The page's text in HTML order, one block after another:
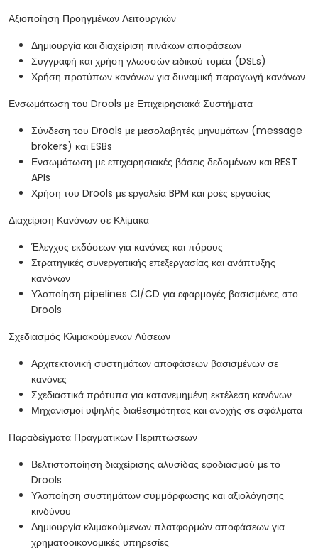
Αξιοποίηση Προηγμένων Λειτουργιών
Δημιουργία και διαχείριση πινάκων αποφάσεων
Συγγραφή και χρήση γλωσσών ειδικού τομέα (DSLs)
Χρήση προτύπων κανόνων για δυναμική παραγωγή κανόνων
Ενσωμάτωση του Drools με Επιχειρησιακά Συστήματα
Σύνδεση του Drools με μεσολαβητές μηνυμάτων (message
brokers) και ESBs
Ενσωμάτωση με επιχειρησιακές βάσεις δεδομένων και REST
APIs
Χρήση του Drools με εργαλεία BPM και ροές εργασίας
Διαχείριση Κανόνων σε Κλίμακα
Έλεγχος εκδόσεων για κανόνες και πόρους
Στρατηγικές συνεργατικής επεξεργασίας και ανάπτυξης
κανόνων
Υλοποίηση pipelines CI/CD για εφαρμογές βασισμένες στο
Drools
Σχεδιασμός Κλιμακούμενων Λύσεων
Αρχιτεκτονική συστημάτων αποφάσεων βασισμένων σε
κανόνες
Σχεδιαστικά πρότυπα για κατανεμημένη εκτέλεση κανόνων
Μηχανισμοί υψηλής διαθεσιμότητας και ανοχής σε σφάλματα
Παραδείγματα Πραγματικών Περιπτώσεων
Βελτιστοποίηση διαχείρισης αλυσίδας εφοδιασμού με το
Drools
Υλοποίηση συστημάτων συμμόρφωσης και αξιολόγησης
κινδύνου
Δημιουργία κλιμακούμενων πλατφορμών αποφάσεων για
χρηματοοικονομικές υπηρεσίες